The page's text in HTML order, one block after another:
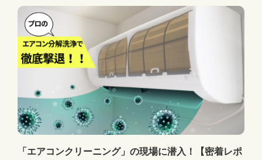
「エアコンクリーニング」の現場に潜入！【密着レポ